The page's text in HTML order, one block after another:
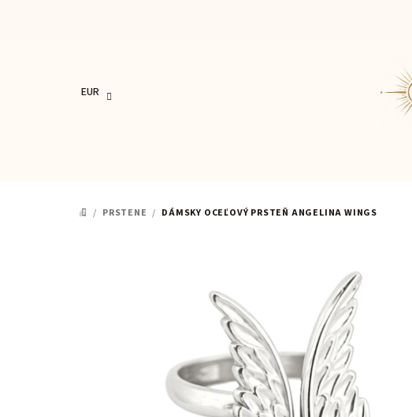
EUR
DOMOV
/ PRSTENE / DÁMSKY OCEĽOVÝ PRSTEŇ ANGELINA WINGS